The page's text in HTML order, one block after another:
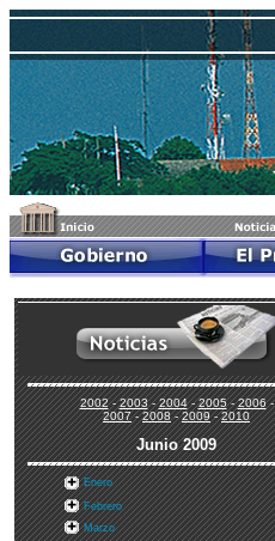
2002-2003-2004-2005-2006-
2007-2008-2009-2010
Junio 2009
Enero
Febrero
Marzo